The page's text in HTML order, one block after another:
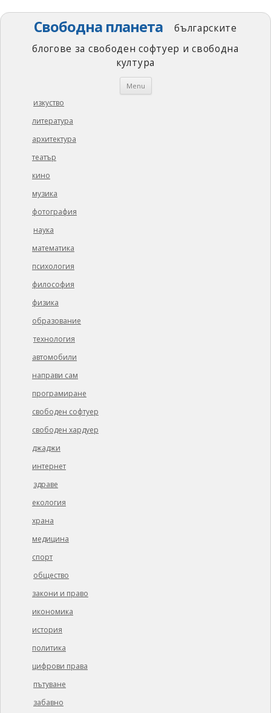
Свободна планета
българските
блогове за свободен софтуер и свободна
култура
Menu Skip
изкуство
литература
архитектура
театър
кино
музика
фотография
наука
математика
психология
философия
физика
образование
технология
автомобили
направи сам
програмиране
свободен софтуер
свободен хардуер
джаджи
интернет
здраве
екология
храна
медицина
спорт
общество
закони и право
икономика
история
политика
цифрови права
пътуване
забавно